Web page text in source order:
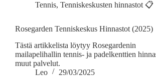
Tennis, Tenniskeskusten hinnastot 📋
Rosegarden Tenniskeskus Hinnastot (2025)
Tästä artikkelista löytyy Rosegardenin
mailapelihallin tennis- ja padelkenttien
muut palvelut.
Leo
29/03/2025